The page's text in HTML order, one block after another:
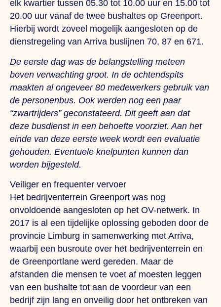
elk kwartier tussen 05.30 tot 10.00 uur en 15.00 tot
20.00 uur vanaf de twee bushaltes op Greenport.
Hierbij wordt zoveel mogelijk aangesloten op de
dienstregeling van Arriva buslijnen 70, 87 en 671.
De eerste dag was de belangstelling meteen
boven verwachting groot. In de ochtendspits
maakten al ongeveer 80 medewerkers gebruik van
de personenbus. Ook werden nog een paar
“zwartrijders” geconstateerd. Dit geeft aan dat
deze busdienst in een behoefte voorziet. Aan het
einde van deze eerste week wordt een evaluatie
gehouden. Eventuele knelpunten kunnen dan
worden bijgesteld.
Veiliger en frequenter vervoer
Het bedrijventerrein Greenport was nog
onvoldoende aangesloten op het OV-netwerk. In
2017 is al een tijdelijke oplossing geboden door de
provincie Limburg in samenwerking met Arriva,
waarbij een busroute over het bedrijventerrein en
de Greenportlane werd gereden. Maar de
afstanden die mensen te voet af moesten leggen
van een bushalte tot aan de voordeur van een
bedrijf zijn lang en onveilig door het ontbreken van